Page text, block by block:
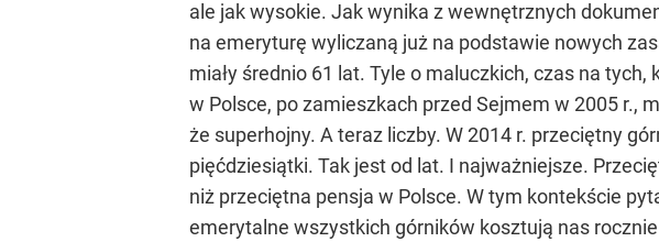
ale jak wysokie. Jak wynika z wewnętrznych
na emeryturę wyliczaną już na podstawie nowych
miały średnio 61 lat. Tyle o maluczkich, czas na
w Polsce, po zamieszkach przed Sejmem w 2005 r.,
że superhojny. A teraz liczby. W 2014 r. przeciętny
pięćdziesiątki. Tak jest od lat. I najważniejsze.
niż przeciętna pensja w Polsce. W tym kontekście
emerytalne wszystkich górników kosztują nas